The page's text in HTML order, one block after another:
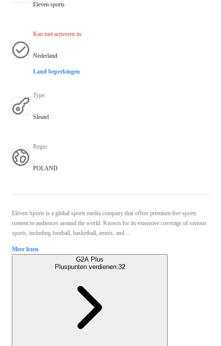
Eleven sports
Kan niet activeren in:
Nederland
Land beperkingen
Type:
Sleutel
Regio:
POLAND
Eleven Sports is a global sports media company that offers premium live sports
content to audiences around the world. Known for its extensive coverage of various
sports, including football, basketball, tennis, and ...
Meer lezen
G2A Plus
Pluspunten verdienen:32